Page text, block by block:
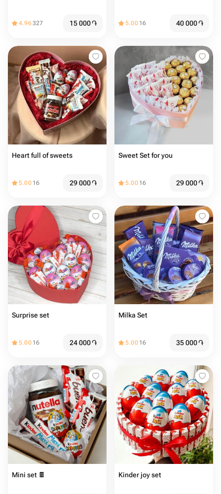
4.96327 15 000֏ 5.00 16 40 000֏
Heart full of sweets
5.00 16 29 000֏
Sweet Set for you
5.00 16 29 000֏
Surprise set
5.00 16 24 000֏
Milka Set
5.00 16 35 000֏
Mini set 🍫 Kinder joy set